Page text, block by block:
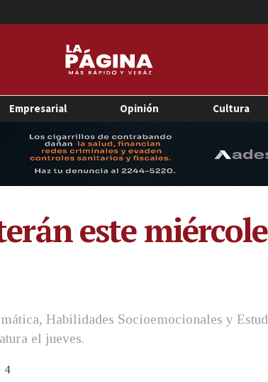
Empresarial Opinión Cultura
este
Habilidades Socioemocionales y
el jueves.
4